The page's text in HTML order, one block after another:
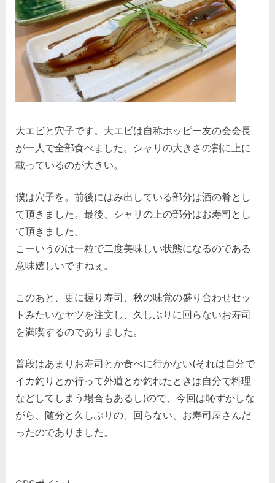
大エビと穴子です。大エビは自称ホッピー友の会会長
が一人で全部食べました。シャリの大きさの割に上に
載っているのが大きい。
僕は穴子を。前後にはみ出している部分は酒の肴とし
て頂きました。最後、シャリの上の部分はお寿司とし
て頂きました。
こーいうのは一粒で二度美味しい状態になるのである
意味嬉しいですねぇ。
このあと、更に握り寿司、秋の味覚の盛り合わせセッ
トみたいなヤツを注文し、久しぶりに回らないお寿司
を満喫するのでありました。
普段はあまりお寿司とか食べに行かない(それは自分で
イカ釣りとか行って外道とか釣れたときは自分で料理
などしてしまう場合もあるし)ので、今回は恥ずかしな
がら、随分と久しぶりの、回らない、お寿司屋さんだ
ったのでありました。